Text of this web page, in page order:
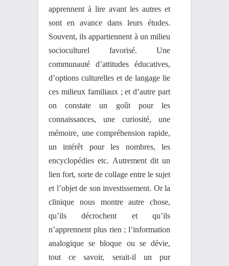
apprennent à lire avant les autres et
sont en avance dans leurs études.
Souvent, ils appartiennent à un milieu
socioculturel favorisé. Une
communauté d’attitudes éducatives,
d’options culturelles et de langage lie
ces milieux familiaux ; et d’autre part
on constate un goût pour les
connaissances, une curiosité, une
mémoire, une compréhension rapide,
un intérêt pour les nombres, les
encyclopédies etc. Autrement dit un
lien fort, sorte de collage entre le sujet
et l’objet de son investissement. Or la
clinique nous montre autre chose,
qu’ils décrochent et qu’ils
n’apprennent plus rien ; l’information
analogique se bloque ou se dévie,
tout ce savoir, serait-il un pur